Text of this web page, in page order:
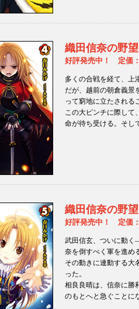
織田信奈の野
好評発売中！ 定価：
多くの合戦を経て、上
だが、越前の朝倉義景
って窮地に立たされる
この大ピンチに際して
命が待ち受ける。そし
織田信奈の野
好評発売中！ 定価：
武田信玄、ついに動
奈を倒すべく軍を進め
その動きに連動する大
った。
相良良晴は、信奈に勝
のもとへと急ぐことに